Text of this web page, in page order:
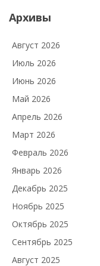
Архивы
Август 2026
Июль 2026
Июнь 2026
Май 2026
Апрель 2026
Март 2026
Февраль 2026
Январь 2026
Декабрь 2025
Ноябрь 2025
Октябрь 2025
Сентябрь 2025
Август 2025